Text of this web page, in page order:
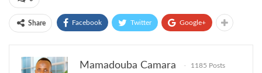
Share Facebook Twitter Google+
Mamadouba Camara 1185 Posts